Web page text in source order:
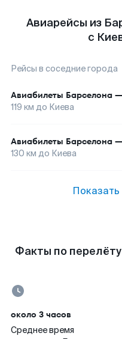
Авиарейсы из
с
Рейсы в соседние города
Авиабилеты Барселона
119 км до Киева
Авиабилеты Барселона
130 км до Киева
Факты по
около 3 часов
Среднее время